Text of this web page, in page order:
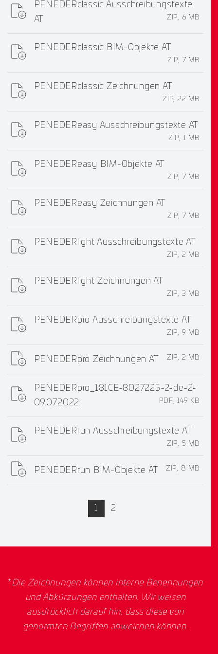
PENEDERclassic Ausschreibungstexte
AT
ZIP, 6 MB
PENEDERclassic BIM-Objekte AT
ZIP, 7 MB
PENEDERclassic Zeichnungen AT
ZIP, 22 MB
PENEDEReasy Ausschreibungstexte AT
ZIP, 1 MB
PENEDEReasy BIM-Objekte AT
ZIP, 7 MB
PENEDEReasy Zeichnungen AT
ZIP, 7 MB
PENEDERlight Ausschreibungstexte AT
ZIP, 2 MB
PENEDERlight Zeichnungen AT
ZIP, 3 MB
PENEDERpro Ausschreibungstexte AT
ZIP, 9 MB
PENEDERpro Zeichnungen AT ZIP, 2 MB
PENEDERpro_181CE-8027225-2-de-2-
09.07.2022
PDF, 149 KB
PENEDERrun Ausschreibungstexte AT
ZIP, 5 MB
PENEDERrun BIM-Objekte AT ZIP, 8 MB
1 active
2
*Die Zeichnungen können interne Benennungen
und Abkürzungen enthalten. Wir weisen
ausdrücklich darauf hin, dass diese von
genormten Begriffen abweichen können.